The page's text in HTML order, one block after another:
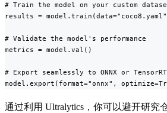
# Train the model on your custom
results =
# Validate the model's performance
metrics = model.val()
# Export seamlessly to ONNX or
model.export(format="onnx",
通过利用 Ultralytics，你可以避开研究